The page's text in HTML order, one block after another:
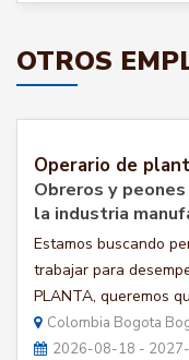
OTROS
Operario de
Obreros y
la industria
Estamos buscando
trabajar para
PLANTA, queremos
Colombia Bogota
2026-08-18 -